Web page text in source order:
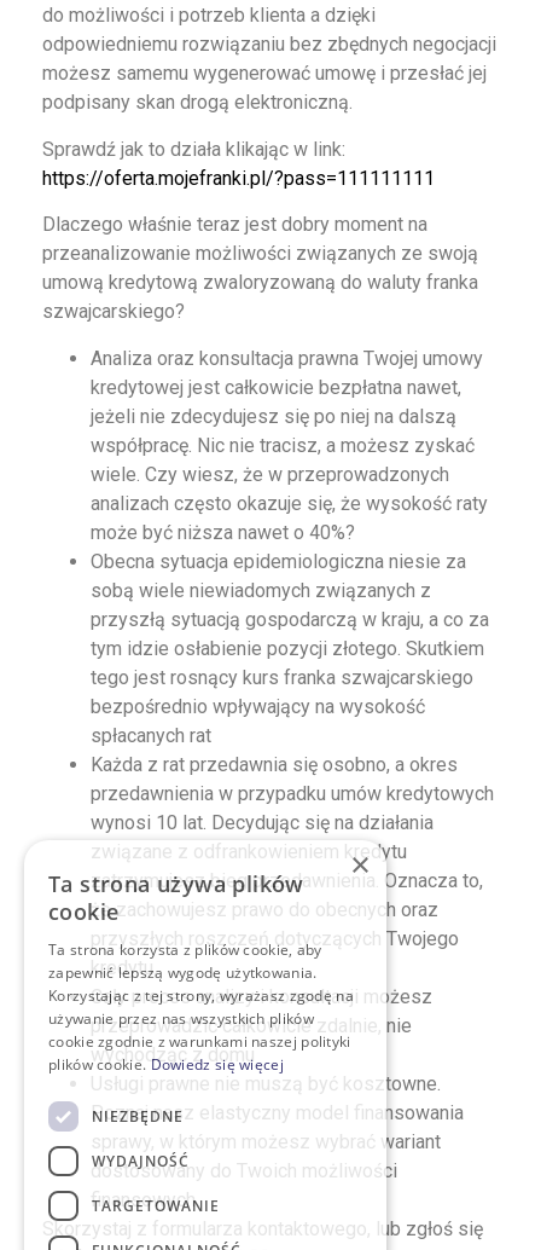
do możliwości i potrzeb klienta a dzięki
odpowiedniemu rozwiązaniu bez zbędnych negocjacji
możesz samemu wygenerować umowę i przesłać jej
podpisany skan drogą elektroniczną.
Sprawdź jak to działa klikając w link:
https://oferta.mojefranki.pl/?pass=111111111
Dlaczego właśnie teraz jest dobry moment na
przeanalizowanie możliwości związanych ze swoją
umową kredytową zwaloryzowaną do waluty franka
szwajcarskiego?
Analiza oraz konsultacja prawna Twojej umowy
kredytowej jest całkowicie bezpłatna nawet,
jeżeli nie zdecydujesz się po niej na dalszą
współpracę. Nic nie tracisz, a możesz zyskać
wiele. Czy wiesz, że w przeprowadzonych
analizach często okazuje się, że wysokość raty
może być niższa nawet o 40%?
Obecna sytuacja epidemiologiczna niesie za
sobą wiele niewiadomych związanych z
przyszłą sytuacją gospodarczą w kraju, a co za
tym idzie osłabienie pozycji złotego. Skutkiem
tego jest rosnący kurs franka szwajcarskiego
bezpośrednio wpływający na wysokość
spłacanych rat
Każda z rat przedawnia się osobno, a okres
przedawnienia w przypadku umów kredytowych
wynosi 10 lat. Decydując się na działania
związane z odfrankowieniem kredytu
zatrzymujesz bieg przedawnienia. Oznacza to,
że zachowujesz prawo do obecnych oraz
przyszłych roszczeń dotyczących Twojego
kredytu.
Cały proces analizy i konsultacji możesz
przeprowadzić całkowicie zdalnie, nie
wychodząc z domu
Usługi prawne nie muszą być kosztowne.
Poznaj nasz elastyczny model finansowania
sprawy, w którym możesz wybrać wariant
dostosowany do Twoich możliwości
finansowych
Skorzystaj z formularza kontaktowego, lub zgłoś się
×
Ta strona używa plików
cookie
Ta strona korzysta z plików cookie, aby
zapewnić lepszą wygodę użytkowania.
Korzystając z tej strony, wyrażasz zgodę na
używanie przez nas wszystkich plików
cookie zgodnie z warunkami naszej polityki
plików cookie.Dowiedz się więcej
NIEZBĘDNE
WYDAJNOŚĆ
TARGETOWANIE